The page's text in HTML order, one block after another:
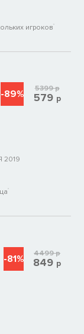
игроков
2019
-89% 5399р
579 р
-81% 4499р
849 р